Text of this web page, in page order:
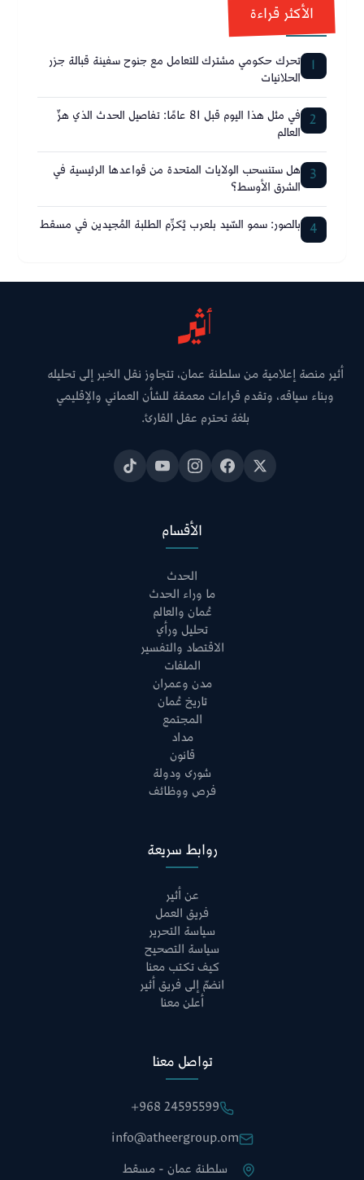
الأكثر قراءة
1 تحرك حكومي مشترك للتعامل مع جنوح سفينة قبالة جزر
الحلانيات
2 في مثل هذا اليوم قبل 81 عامًا: تفاصيل الحدث الذي هزّ
العالم
3 هل ستنسحب الولايات المتحدة من قواعدها الرئيسية في
الشرق الأوسط؟
4 بالصور: سمو السّيد بلعرب يُكرِّم الطلبة المُجيدين في مسقط
أثير منصة إعلامية من سلطنة عمان، تتجاوز نقل الخبر إلى تحليله
وبناء سياقه، وتقدم قراءات معمقة للشأن العماني والإقليمي
بلغة تحترم عقل القارئ.
الأقسام
الحدث
ما وراء الحدث
عُمان والعالم
تحليل ورأي
الاقتصاد والتفسير
الملفات
مدن وعمران
تاريخ عُمان
المجتمع
مداد
قانون
شورى ودولة
فرص ووظائف
روابط سريعة
عن أثير
فريق العمل
سياسة التحرير
سياسة التصحيح
كيف تكتب معنا
انضمّ إلى فريق أثير
أعلن معنا
تواصل معنا
+968 24595599
info@atheergroup.om
سلطنة عمان - مسقط